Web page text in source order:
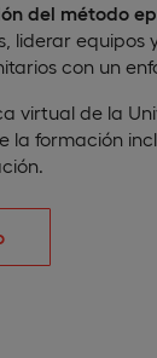
del método
liderar
con un
virtual de la
la formación